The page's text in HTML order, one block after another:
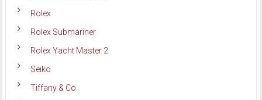
Rolex
Rolex Submariner
Rolex Yacht Master 2
Seiko
Tiffany & Co